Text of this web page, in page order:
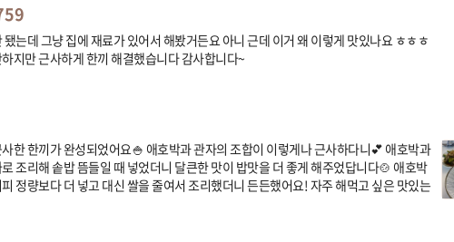
는데 그냥 집에 재료가 있어서 해봤거든요 아니 근데 이거 왜 이렇게 맛있나요 ㅎㅎㅎ
지만 근사하게 한끼 해결했습니다 감사합니다~
한 한끼가 완성되었어요🍚 애호박과 관자의 조합이 이렇게나 근사하다니💕 애호박과
조리해 솥밥 뜸들일 때 넣었더니 달큰한 맛이 밥맛을 더 좋게 해주었답니다🍲 애호박
정량보다 더 넣고 대신 쌀을 줄여서 조리했더니 든든했어요! 자주 해먹고 싶은 맛있는